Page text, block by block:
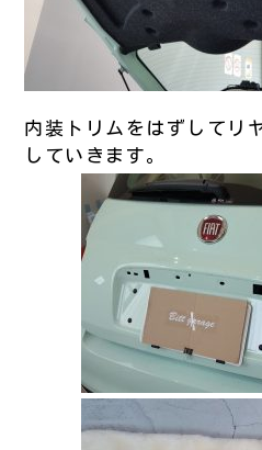
内装トリムをはずしてリ
していきます。